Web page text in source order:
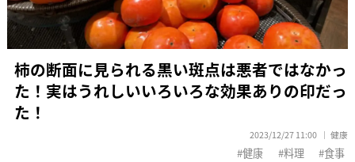
柿の断面に見られる黒い斑点は悪者ではなかっ
た！実はうれしいいろいろな効果ありの印だっ
た！
2023/12/27 11:00 健康
健康 料理 食事